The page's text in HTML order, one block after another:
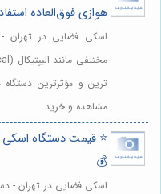
هوازی فوق‌العاده
اسکی فضایی در تهران
ترین و مؤثرترین
مشاهده و خرید
⭐️ قیمت دستگاه اسکی
💰
اسکی فضایی در تهران -